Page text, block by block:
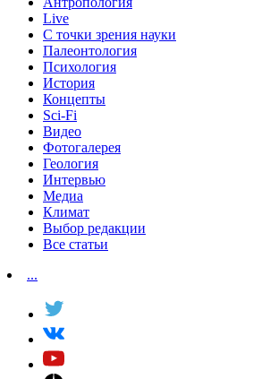
Live
С точки зрения науки
Палеонтология
Психология
История
Концепты
Sci-Fi
Видео
Фотогалерея
Геология
Интервью
Медиа
Климат
Выбор редакции
Все статьи
...